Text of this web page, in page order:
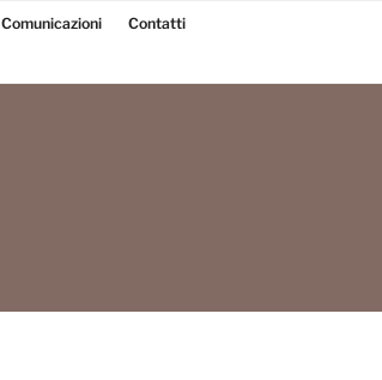
Comunicazioni Contatti